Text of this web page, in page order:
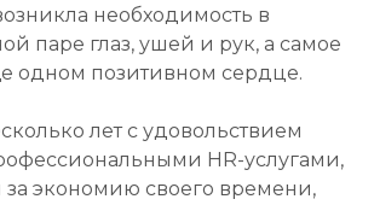
необходимость в
паре глаз, ушей и рук, а самое
одном позитивном сердце.
лет с удовольствием
HR-услугами,
за экономию своего времени,